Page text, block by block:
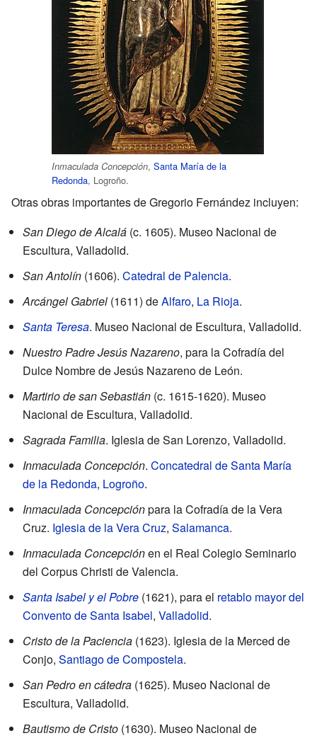
Inmaculada Concepción, Santa María de la
Redonda, Logroño.
Otras obras importantes de Gregorio Fernández incluyen:
San Diego de Alcalá (c. 1605). Museo Nacional de
Escultura, Valladolid.
San Antolín (1606). Catedral de Palencia.
Arcángel Gabriel (1611) deAlfaro, La Rioja.
Santa Teresa. Museo Nacional de Escultura, Valladolid.
Nuestro Padre Jesús Nazareno, para la Cofradía del
Dulce Nombre de Jesús Nazareno de León.
Martirio de san Sebastián (c. 1615-1620). Museo
Nacional de Escultura, Valladolid.
Sagrada Familia. Iglesia de San Lorenzo, Valladolid.
Inmaculada Concepción. Concatedral de Santa María
de la Redonda, Logroño.
Inmaculada Concepciónpara la Cofradía de la Vera
Cruz. Iglesia de la Vera Cruz, Salamanca.
Inmaculada Concepciónen el Real Colegio Seminario
del Corpus Christi de Valencia.
Santa Isabel y el Pobre (1621), para el retablo mayor del
Convento de Santa Isabel, Valladolid.
Cristo de la Paciencia (1623). Iglesia de la Merced de
Conjo, Santiago de Compostela.
San Pedro en cátedra (1625). Museo Nacional de
Escultura, Valladolid.
Bautismo de Cristo (1630). Museo Nacional de